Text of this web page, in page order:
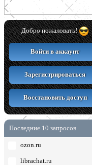
Добро пожаловать!
Войти в аккаунт
Зарегистрироваться
Восстановить доступ
Последние 10 запросов
ozon.ru
librachat.ru